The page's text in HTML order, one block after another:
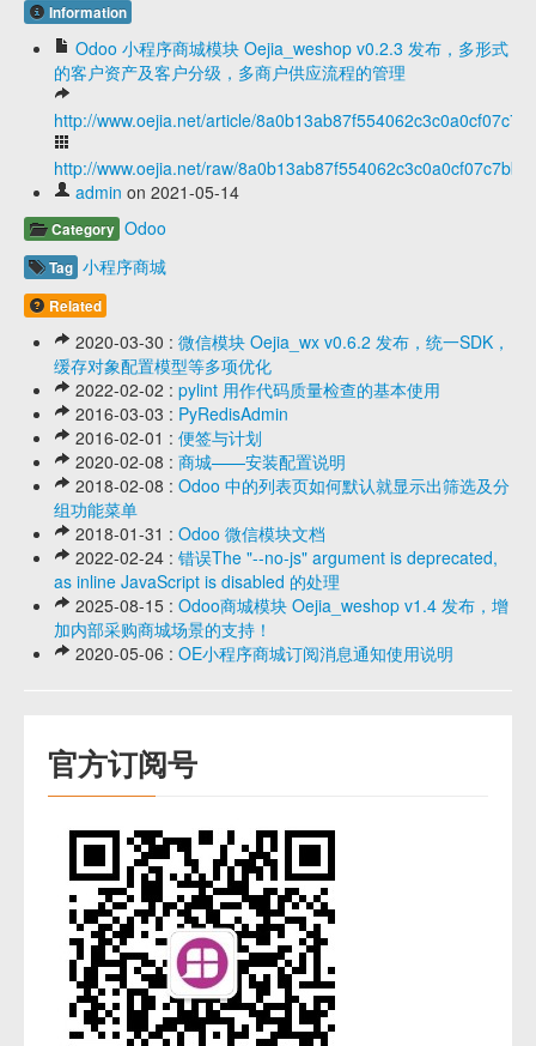
Information
Odoo 小程序商城模块 Oejia_weshop v0.2.3 发布，多形式
的客户资产及客户分级，多商户供应流程的管理
http://www.oejia.net/article/
http://www.oejia.net/raw/8a0b13ab87f554062c3c0a0cf07c7bbe
admin on 2021-05-14
Category Odoo
Tag 小程序商城
Related
2020-03-30 : 微信模块 Oejia_wx v0.6.2 发布，统一SDK，
缓存对象配置模型等多项优化
2022-02-02 : pylint 用作代码质量检查的基本使用
2016-03-03 : PyRedisAdmin
2016-02-01 : 便签与计划
2020-02-08 : 商城——安装配置说明
2018-02-08 : Odoo 中的列表页如何默认就显示出筛选及分
组功能菜单
2018-01-31 : Odoo 微信模块文档
2022-02-24 : 错误The "--no-js" argument is deprecated,
as inline JavaScript is disabled 的处理
2025-08-15 : Odoo商城模块 Oejia_weshop v1.4 发布，增
加内部采购商城场景的支持！
2020-05-06 : OE小程序商城订阅消息通知使用说明
官方订阅号